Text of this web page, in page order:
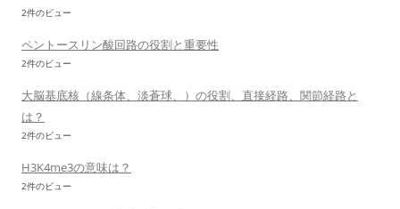
2件のビュー
ペントースリン酸回路の役割と重要性
2件のビュー
大脳基底核（線条体、淡蒼球、）の役割、直接経路、関節経路と
は？
2件のビュー
H3K4me3の意味は？
2件のビュー